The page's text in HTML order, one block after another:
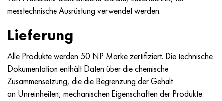
messtechnische Ausrüstung verwendet werden.
Lieferung
Alle Produkte werden 50 NP Marke zertifiziert. Die technische
Dokumentation enthält Daten über die chemische
Zusammensetzung, die die Begrenzung der Gehalt
an Unreinheiten; mechanischen Eigenschaften der Produkte.